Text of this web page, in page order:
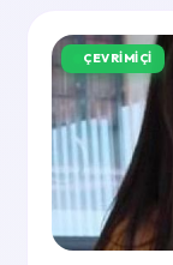
ÇEVRIMIÇI